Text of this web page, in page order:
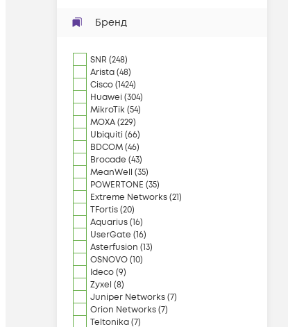
Бренд
SNR (248)
Arista(48)
Cisco(1424)
Huawei (304)
MikroTik(54)
MOXA(229)
Ubiquiti (66)
BDCOM(46)
Brocade (43)
MeanWell (35)
POWERTONE (35)
Extreme Networks(21)
TFortis(20)
Aquarius(16)
UserGate (16)
Asterfusion (13)
OSNOVO(10)
Ideco(9)
Zyxel (8)
Juniper Networks(7)
Orion Networks(7)
Teltonika(7)